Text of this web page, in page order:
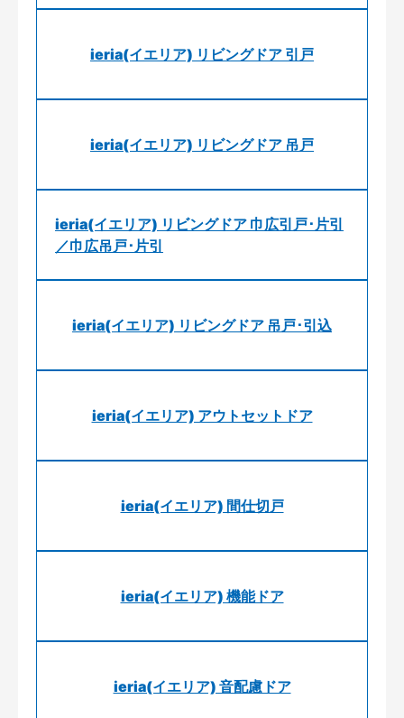
ieria(イエリア) リビングドア 引戸
ieria(イエリア) リビングドア 吊戸
ieria(イエリア) リビングドア 巾広引戸･片引
／巾広吊戸･片引
ieria(イエリア) リビングドア 吊戸･引込
ieria(イエリア) アウトセットドア
ieria(イエリア) 間仕切戸
ieria(イエリア) 機能ドア
ieria(イエリア) 音配慮ドア